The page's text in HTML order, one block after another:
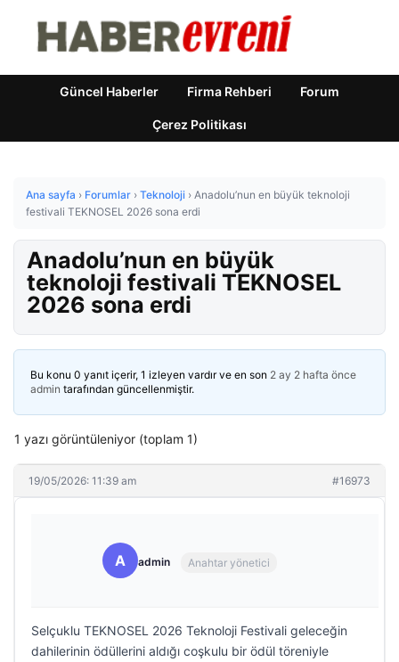
Güncel Haberler Firma Rehberi Forum
Çerez Politikası
Ana sayfa › Forumlar › Teknoloji › Anadolu’nun en büyük teknoloji
festivali TEKNOSEL 2026 sona erdi
Anadolu’nun en büyük
teknoloji festivali TEKNOSEL
2026 sona erdi
Bu konu 0 yanıt içerir, 1 izleyen vardır ve en son 2 ay 2 hafta önce
admin tarafından güncellenmiştir.
1 yazı görüntüleniyor (toplam 1)
19/05/2026: 11:39 am #16973
A admin Anahtar yönetici
Selçuklu TEKNOSEL 2026 Teknoloji Festivali geleceğin
dahilerinin ödüllerini aldığı coşkulu bir ödül töreniyle